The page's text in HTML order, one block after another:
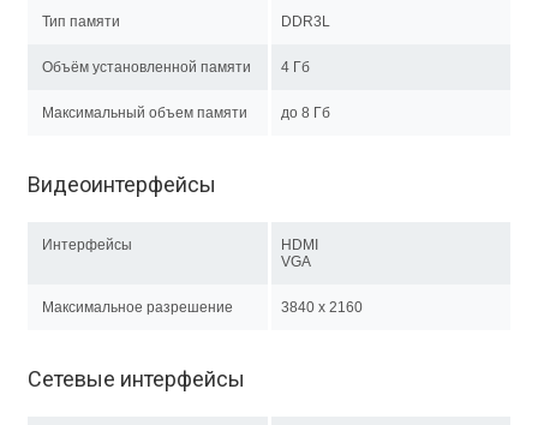
Тип памяти DDR3L
Объём установленной памяти 4 Гб
Максимальный объем памяти до 8 Гб
Видеоинтерфейсы
Интерфейсы
HDMI
VGA
Максимальное разрешение 3840 x 2160
Сетевые интерфейсы